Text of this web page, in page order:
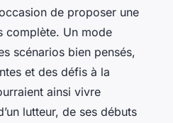
de proposer une
complète. Un mode
scénarios bien pensés,
et des défis à la
ainsi vivre
lutteur, de ses débuts